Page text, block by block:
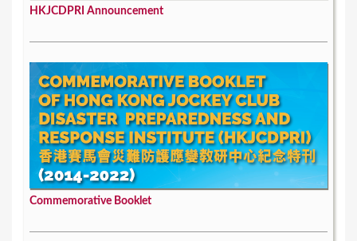
HKJCDPRI Announcement
Commemorative Booklet